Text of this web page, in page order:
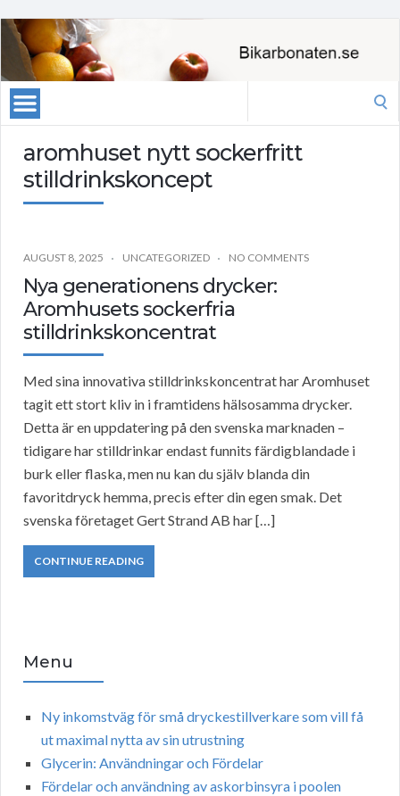
aromhuset nytt sockerfritt
stilldrinkskoncept
AUGUST 8, 2025 UNCATEGORIZED NO COMMENTS
Nya generationens drycker:
Aromhusets sockerfria
stilldrinkskoncentrat
Med sina innovativa stilldrinkskoncentrat har Aromhuset
tagit ett stort kliv in i framtidens hälsosamma drycker.
Detta är en uppdatering på den svenska marknaden –
tidigare har stilldrinkar endast funnits färdigblandade i
burk eller flaska, men nu kan du själv blanda din
favoritdryck hemma, precis efter din egen smak. Det
svenska företaget Gert Strand AB har […]
CONTINUE READING
Menu
Ny inkomstväg för små dryckestillverkare som vill få
ut maximal nytta av sin utrustning
Glycerin: Användningar och Fördelar
Fördelar och användning av askorbinsyra i poolen